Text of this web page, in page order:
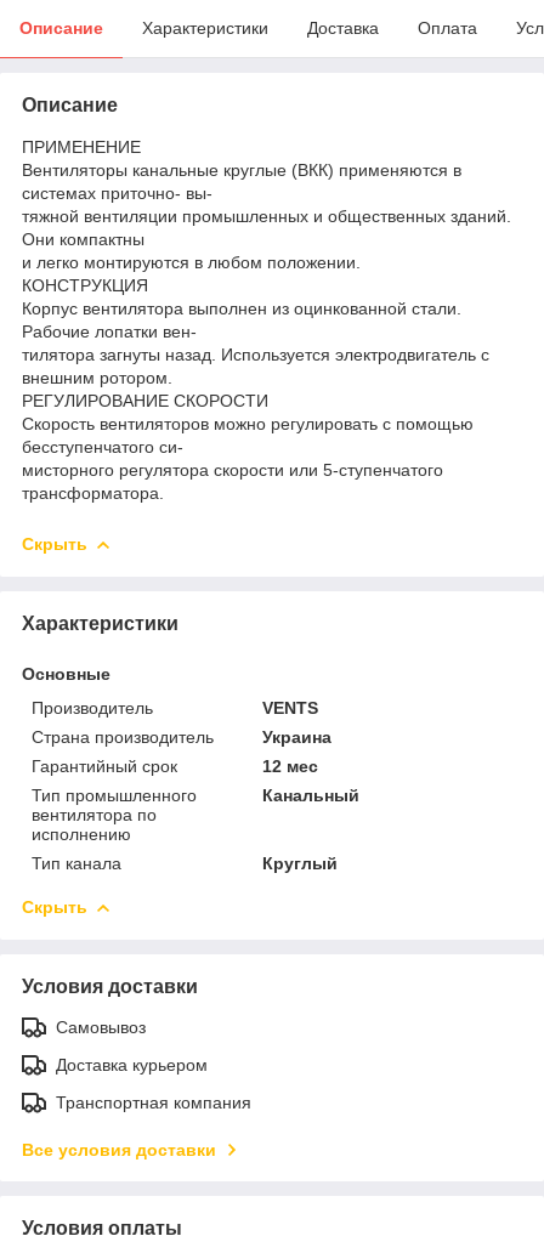
Описание Характеристики Доставка Оплата
Описание
ПРИМЕНЕНИЕ
Вентиляторы канальные круглые (ВКК) применяются в
системах приточно- вы-
тяжной вентиляции промышленных и общественных зданий.
Они компактны
и легко монтируются в любом положении.
КОНСТРУКЦИЯ
Корпус вентилятора выполнен из оцинкованной стали.
Рабочие лопатки вен-
тилятора загнуты назад. Используется электродвигатель с
внешним ротором.
РЕГУЛИРОВАНИЕ СКОРОСТИ
Скорость вентиляторов можно регулировать с помощью
бесступенчатого си-
мисторного регулятора скорости или 5-ступенчатого
трансформатора.
Скрыть
Характеристики
Основные
Производитель
VENTS
Страна производитель
Украина
Гарантийный срок
12 мес
Тип промышленного
вентилятора по
исполнению
Канальный
Тип канала Круглый
Скрыть
Условия доставки
Самовывоз
Доставка курьером
Транспортная компания
Все условия доставки
Условия оплаты